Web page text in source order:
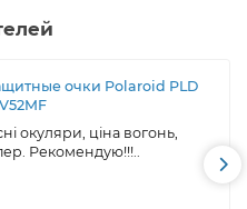
очки Polaroid PLD
окуляри, ціна вогонь,
Рекомендую!!!..